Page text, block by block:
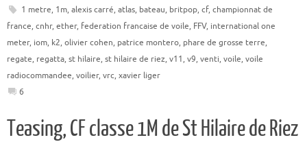
1 metre, 1m, alexis carré, atlas, bateau, britpop, cf, championnat de
france, cnhr, ether, federation francaise de voile, FFV, international one
meter, iom, k2, olivier cohen, patrice montero, phare de grosse terre,
regate, regatta, st hilaire, st hilaire de riez, v11, v9, venti, voile, voile
radiocommandee, voilier, vrc, xavier liger
6
Teasing, CF classe 1M de St Hilaire de Riez